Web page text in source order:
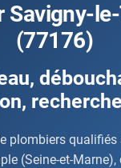
Savigny-
(77176)
plombiers qualifiés
(Seine-et-